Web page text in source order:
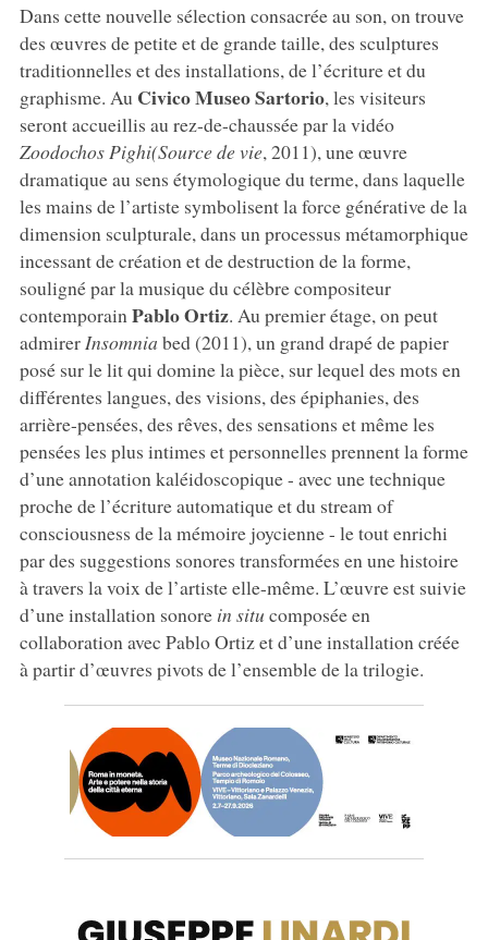
Dans cette nouvelle sélection consacrée au son, on trouve
des œuvres de petite et de grande taille, des sculptures
traditionnelles et des installations, de l’écriture et du
graphisme. Au Civico Museo Sartorio, les visiteurs
seront accueillis au rez-de-chaussée par la vidéo
Zoodochos Pighi(Source de vie, 2011), une œuvre
dramatique au sens étymologique du terme, dans laquelle
les mains de l’artiste symbolisent la force générative de la
dimension sculpturale, dans un processus métamorphique
incessant de création et de destruction de la forme,
souligné par la musique du célèbre compositeur
contemporain Pablo Ortiz. Au premier étage, on peut
admirer Insomnia bed (2011), un grand drapé de papier
posé sur le lit qui domine la pièce, sur lequel des mots en
différentes langues, des visions, des épiphanies, des
arrière-pensées, des rêves, des sensations et même les
pensées les plus intimes et personnelles prennent la forme
d’une annotation kaléidoscopique - avec une technique
proche de l’écriture automatique et du stream of
consciousness de la mémoire joycienne - le tout enrichi
par des suggestions sonores transformées en une histoire
à travers la voix de l’artiste elle-même. L’œuvre est suivie
d’une installation sonore in situ composée en
collaboration avec Pablo Ortiz et d’une installation créée
à partir d’œuvres pivots de l’ensemble de la trilogie.